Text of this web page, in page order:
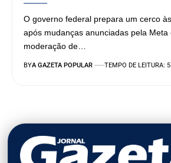
O governo federal prepara um cerco
após mudanças anunciadas pela Meta
moderação de…
BYA GAZETA POPULAR TEMPO DE LEITURA: